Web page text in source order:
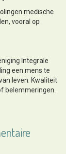
medische
vooral op
Integrale
een mens te
leven. Kwaliteit
belemmeringen.